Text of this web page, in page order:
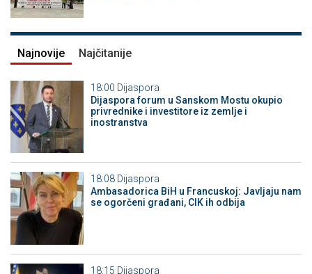
Najnovije Najčitanije
18:00 Dijaspora
Dijaspora forum u Sanskom Mostu okupio
privrednike i investitore iz zemlje i
inostranstva
18:08 Dijaspora
Ambasadorica BiH u Francuskoj: Javljaju nam
se ogorčeni građani, CIK ih odbija
18:15 Dijaspora